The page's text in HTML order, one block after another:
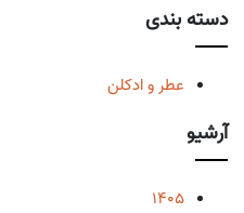
دسته بندی
عطر و ادکلن
آرشیو
1405